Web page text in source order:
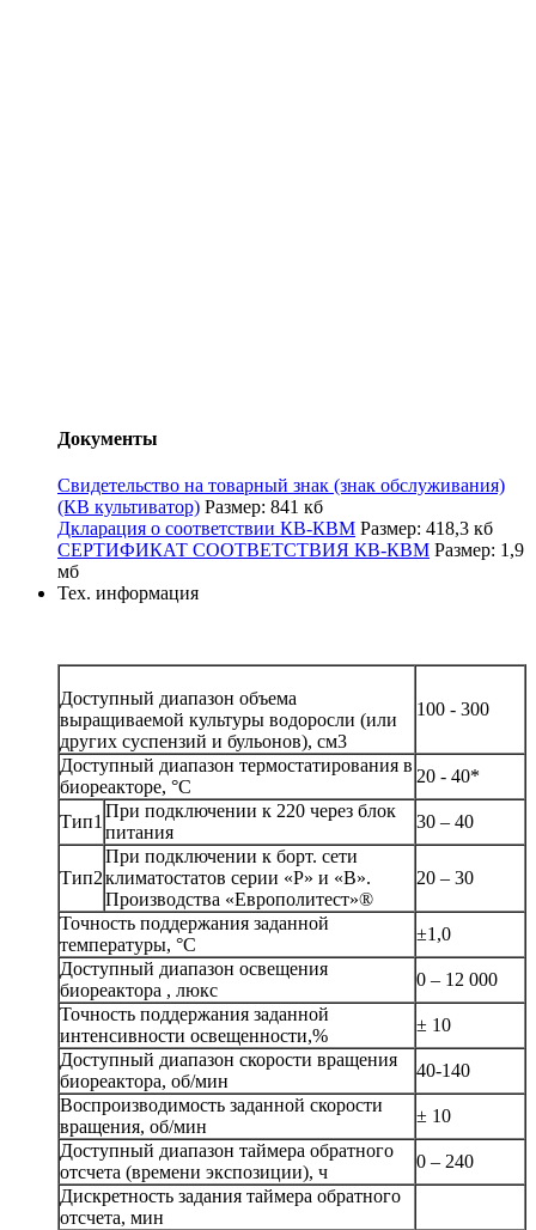
Документы
Свидетельство на товарный знак (знак обслуживания)
(КВ культиватор) Размер: 841 кб
Дкларация о соответствии КВ-КВМ Размер: 418,3 кб
СЕРТИФИКАТ СООТВЕТСТВИЯ КВ-КВМ Размер: 1,9
мб
Тех. информация
Доступный диапазон объема
выращиваемой культуры водоросли (или
других суспензий и бульонов), см3
100 - 300
Доступный диапазон термостатирования в
биореакторе, °С
20 - 40*
Тип1
При подключении к 220 через блок
питания
30 – 40
Тип2
При подключении к борт. сети
климатостатов серии «Р» и «В».
Производства «Европолитест»®
20 – 30
Точность поддержания заданной
температуры, °С
±1,0
Доступный диапазон освещения
биореактора , люкс
0 – 12 000
Точность поддержания заданной
интенсивности освещенности,%
± 10
Доступный диапазон скорости вращения
биореактора, об/мин
40-140
Воспроизводимость заданной скорости
вращения, об/мин
± 10
Доступный диапазон таймера обратного
отсчета (времени экспозиции), ч
0 – 240
Дискретность задания таймера обратного
отсчета, мин